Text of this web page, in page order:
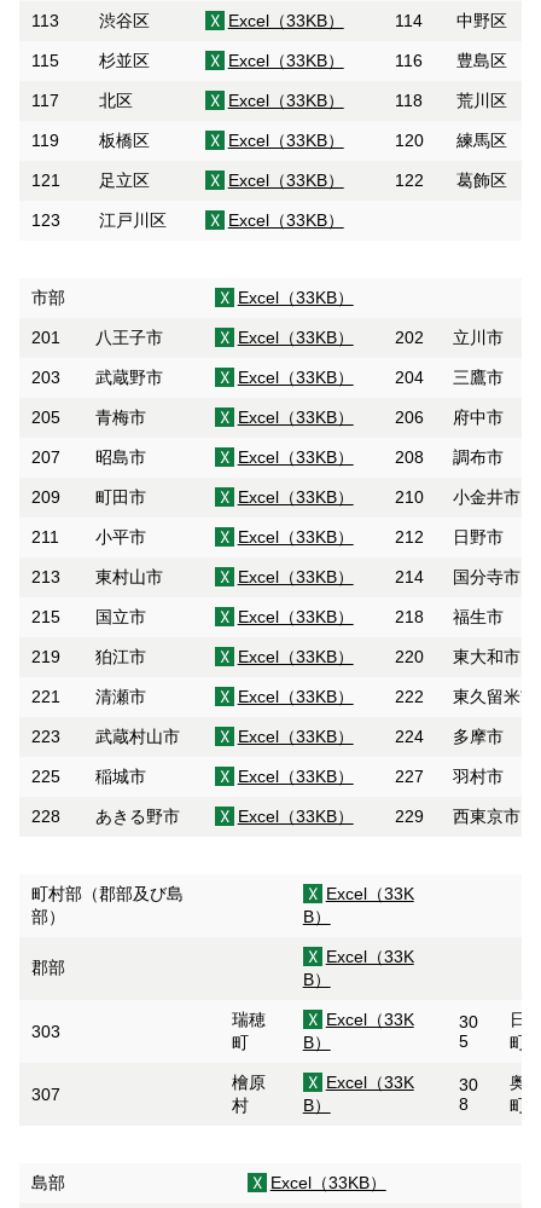
113 渋谷区 Excel（33KB） 114 中野区
115 杉並区 Excel（33KB） 116 豊島区
117 北区 Excel（33KB） 118 荒川区
119 板橋区 Excel（33KB） 120 練馬区
121 足立区 Excel（33KB） 122 葛飾区
123 江戸川区 Excel（33KB）
市部 Excel（33KB）
201 八王子市 Excel（33KB） 202 立川市
203 武蔵野市 Excel（33KB） 204 三鷹市
205 青梅市 Excel（33KB） 206 府中市
207 昭島市 Excel（33KB） 208 調布市
209 町田市 Excel（33KB） 210 小金井市
211 小平市 Excel（33KB） 212 日野市
213 東村山市 Excel（33KB） 214 国分寺市
215 国立市 Excel（33KB） 218 福生市
219 狛江市 Excel（33KB） 220 東大和市
221 清瀬市 Excel（33KB） 222 東久留米市
223 武蔵村山市 Excel（33KB） 224 多摩市
225 稲城市 Excel（33KB） 227 羽村市
228 あきる野市 Excel（33KB） 229 西東京市
町村部（郡部及び島
部）
Excel（33K
B）
郡部
Excel（33K
B）
303
瑞穂
町
Excel（33K
B）
30
5
日
町
307
檜原
村
Excel（33K
B）
30
8
奥
町
島部 Excel（33KB）